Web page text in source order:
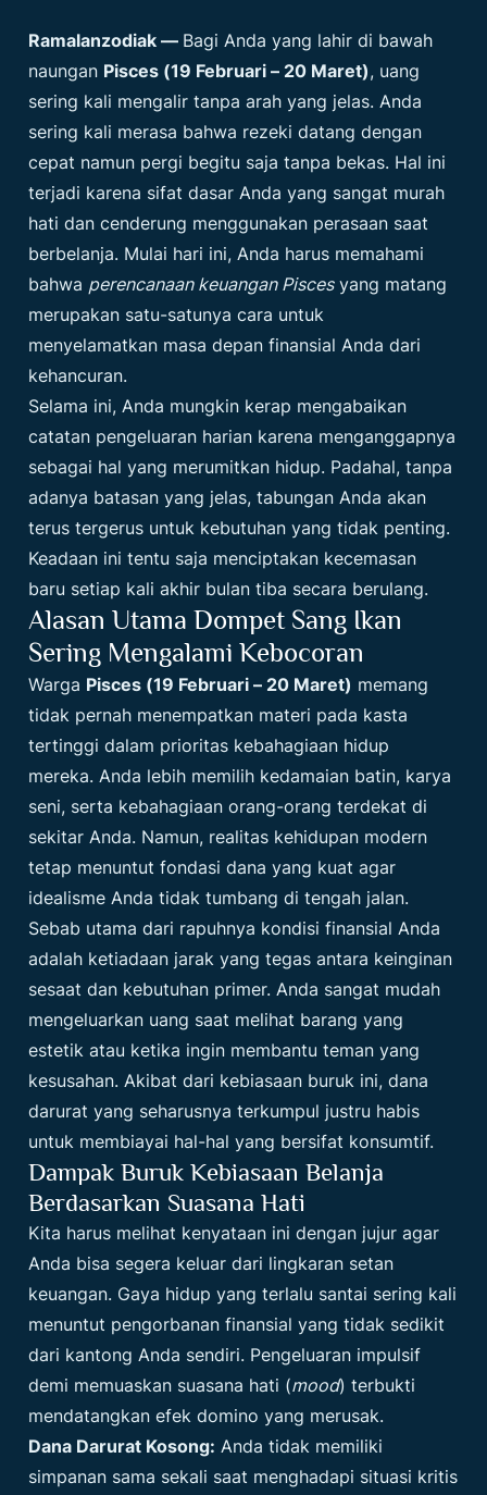
Ramalanzodiak — Bagi Anda yang lahir di bawah
naungan Pisces (19 Februari – 20 Maret), uang
sering kali mengalir tanpa arah yang jelas. Anda
sering kali merasa bahwa rezeki datang dengan
cepat namun pergi begitu saja tanpa bekas. Hal ini
terjadi karena sifat dasar Anda yang sangat murah
hati dan cenderung menggunakan perasaan saat
berbelanja. Mulai hari ini, Anda harus memahami
bahwa perencanaan keuangan Piscesyang matang
merupakan satu-satunya cara untuk
menyelamatkan masa depan finansial Anda dari
kehancuran.
Selama ini, Anda mungkin kerap mengabaikan
catatan pengeluaran harian karena menganggapnya
sebagai hal yang merumitkan hidup. Padahal, tanpa
adanya batasan yang jelas, tabungan Anda akan
terus tergerus untuk kebutuhan yang tidak penting.
Keadaan ini tentu saja menciptakan kecemasan
baru setiap kali akhir bulan tiba secara berulang.
Alasan Utama Dompet Sang Ikan
Sering Mengalami Kebocoran
Warga Pisces (19 Februari – 20 Maret) memang
tidak pernah menempatkan materi pada kasta
tertinggi dalam prioritas kebahagiaan hidup
mereka. Anda lebih memilih kedamaian batin, karya
seni, serta kebahagiaan orang-orang terdekat di
sekitar Anda. Namun, realitas kehidupan modern
tetap menuntut fondasi dana yang kuat agar
idealisme Anda tidak tumbang di tengah jalan.
Sebab utama dari rapuhnya kondisi finansial Anda
adalah ketiadaan jarak yang tegas antara keinginan
sesaat dan kebutuhan primer. Anda sangat mudah
mengeluarkan uang saat melihat barang yang
estetik atau ketika ingin membantu teman yang
kesusahan. Akibat dari kebiasaan buruk ini, dana
darurat yang seharusnya terkumpul justru habis
untuk membiayai hal-hal yang bersifat konsumtif.
Dampak Buruk Kebiasaan Belanja
Berdasarkan Suasana Hati
Kita harus melihat kenyataan ini dengan jujur agar
Anda bisa segera keluar dari lingkaran setan
keuangan. Gaya hidup yang terlalu santai sering kali
menuntut pengorbanan finansial yang tidak sedikit
dari kantong Anda sendiri. Pengeluaran impulsif
demi memuaskan suasana hati (mood) terbukti
mendatangkan efek domino yang merusak.
Dana Darurat Kosong: Anda tidak memiliki
simpanan sama sekali saat menghadapi situasi kritis